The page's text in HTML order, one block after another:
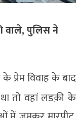
पुलिस ने
प्रेम विवाह के बाद
तो वहां लडक़ी के